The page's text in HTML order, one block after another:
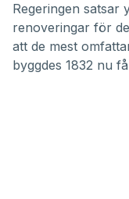
Regeringen satsar
renoveringar för
att de mest
byggdes 1832 nu